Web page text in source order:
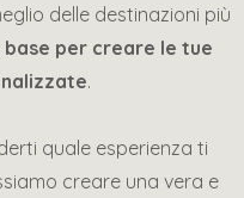
delle destinazioni più
base per creare le tue
.
quale esperienza ti
creare una vera e